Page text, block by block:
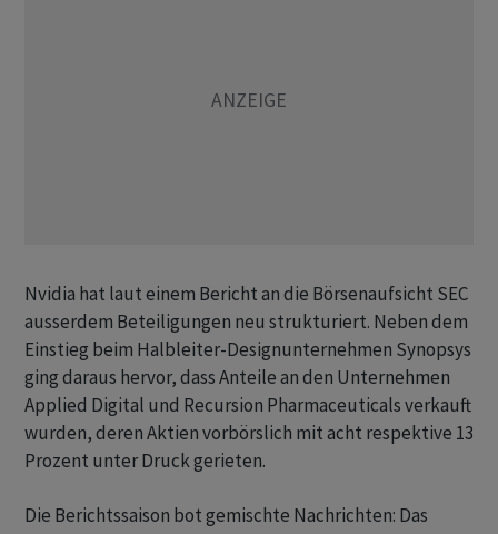
Nvidia hat laut einem Bericht an die Börsenaufsicht SEC
ausserdem Beteiligungen neu strukturiert. Neben dem
Einstieg beim Halbleiter-Designunternehmen Synopsys
ging daraus hervor, dass Anteile an den Unternehmen
Applied Digital und Recursion Pharmaceuticals verkauft
wurden, deren Aktien vorbörslich mit acht respektive 13
Prozent unter Druck gerieten.
Die Berichtssaison bot gemischte Nachrichten: Das